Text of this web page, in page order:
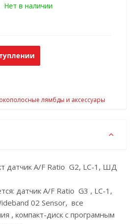
Нет в наличии
лямбды и аксессуары
датчик A/F Ratio G2, LC-1, ШД
датчик A/F Ratio G3 , LC-1,
02 Sensor, все
, компакт-диск с програмным